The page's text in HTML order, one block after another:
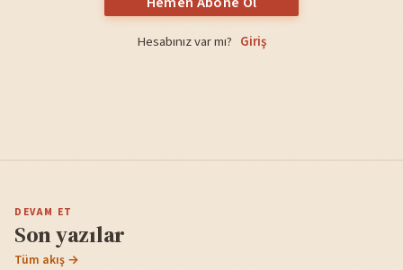
Hesabınız var mı? Giriş
DEVAM ET
Son yazılar
Tüm akış →